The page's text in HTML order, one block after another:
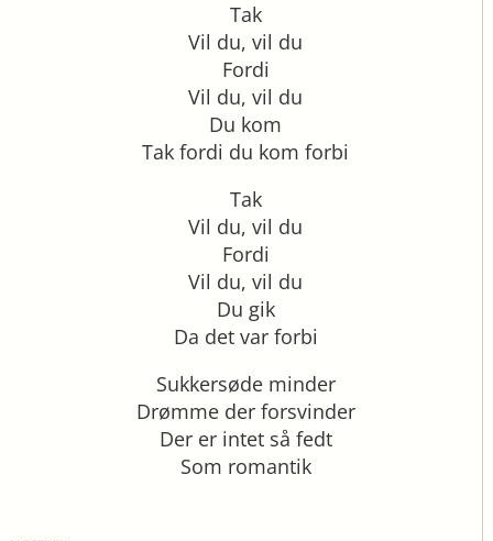
Tak
Vil du, vil du
Fordi
Vil du, vil du
Du kom
Tak fordi du kom forbi
Tak
Vil du, vil du
Fordi
Vil du, vil du
Du gik
Da det var forbi
Sukkersøde minder
Drømme der forsvinder
Der er intet så fedt
Som romantik